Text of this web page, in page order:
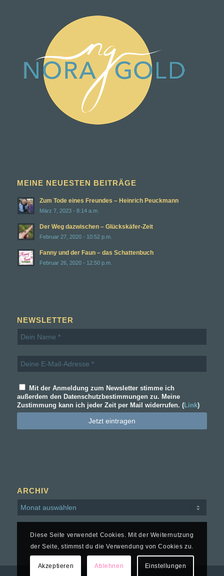
MEINE NEUESTEN BEITRÄGE
Zum Tode eines Freundes – Heinrich Peuckmann
März 7, 2023 - 8:14 a.m.
Der Weg dazwischen – Glückskäfer-Zeit
Februar 27, 2020 - 10:52 p.m.
Fanny und der Faun – das Schattenbuch
Februar 26, 2020 - 12:50 p.m.
NEWSLETTER
Mit der Anmeldung zum Newsletter stimme ich
außerdem den Datenschutzbestimmungen zu. Meine
Zustimmung kann ich jeder Zeit per Mail widerrufen. (Link)
ARCHIV
Diese Seite verwendet Cookies. Mit der Weiternutzung
der Seite, stimmst du die Verwendung von Cookies zu.
Akzeptieren Ablehnen Einstellungen